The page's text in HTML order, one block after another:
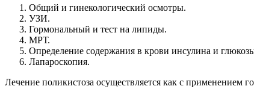
Общий и гинекологический осмотры.
УЗИ.
Гормональный и тест на липиды.
МРТ.
Определение содержания в крови инсулина и
Лапароскопия.
Лечение поликистоза осуществляется как с применением